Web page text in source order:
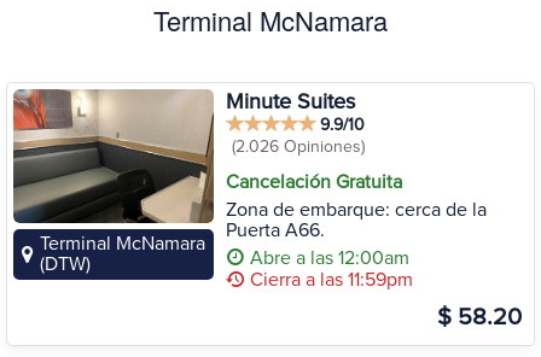
Terminal McNamara
Terminal McNamara
(DTW)
Minute Suites
9.9/10
(2.026 Opiniones)
Cancelación Gratuita
Zona de embarque: cerca de la
Puerta A66.
Abre a las 12:00am
Cierra a las 11:59pm
$ 58.20